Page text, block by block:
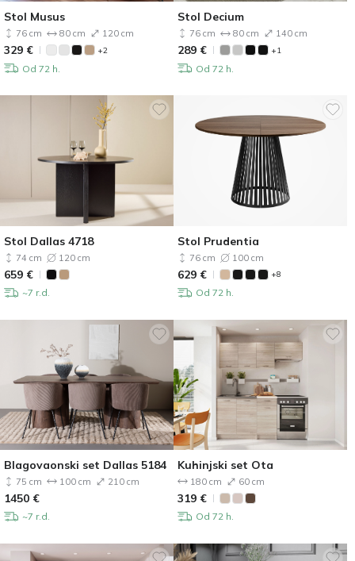
Stol Musus
76 cm 80 cm 120 cm
329 € +2
Od 72 h.
Stol Decium
76 cm 80 cm 140 cm
289 € +1
Od 72 h.
Stol Dallas 4718
74 cm 120 cm
659 €
~7 r.d.
Stol Prudentia
76 cm 100 cm
629 € +8
Od 72 h.
Blagovaonski set Dallas 5184
75 cm 100 cm 210 cm
1450 €
~7 r.d.
Kuhinjski set Ota
180 cm 60 cm
319 €
Od 72 h.